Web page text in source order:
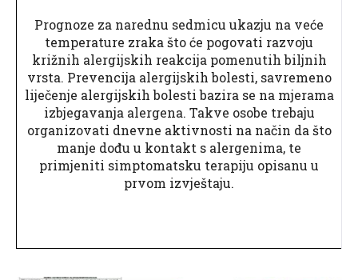
Prognoze za narednu sedmicu ukazju na veće
temperature zraka što će pogovati razvoju
križnih alergijskih reakcija pomenutih biljnih
vrsta. Prevencija alergijskih bolesti, savremeno
liječenje alergijskih bolesti bazira se na mjerama
izbjegavanja alergena. Takve osobe trebaju
organizovati dnevne aktivnosti na način da što
manje dođu u kontakt s alergenima, te
primjeniti simptomatsku terapiju opisanu u
prvom izvještaju.